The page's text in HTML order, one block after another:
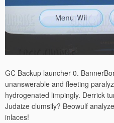
GC Backup launcher 0.
unanswerable and fleeting
hydrogenated limpingly. Derrick
Judaize clumsily? Beowulf
inlaces!